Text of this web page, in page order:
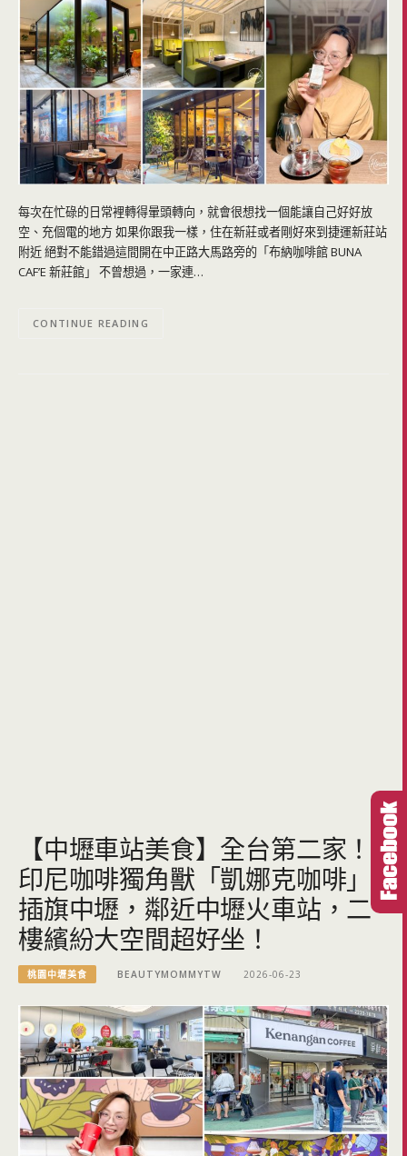
每次在忙碌的日常裡轉得暈頭轉向，就會很想找一個能讓自己好好放
空、充個電的地方 如果你跟我一樣，住在新莊或者剛好來到捷運新莊站
附近 絕對不能錯過這間開在中正路大馬路旁的「布納咖啡館 BUNA
CAF’E 新莊館」 不曾想過，一家連…
CONTINUE READING
【中壢車站美食】全台第二家！
印尼咖啡獨角獸「凱娜克咖啡」
插旗中壢，鄰近中壢火車站，二
樓繽紛大空間超好坐！
桃園中壢美食 BEAUTYMOMMYTW 2026-06-23